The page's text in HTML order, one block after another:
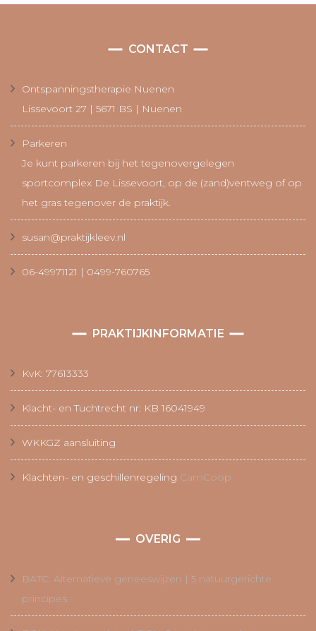
CONTACT
Ontspanningstherapie Nuenen
Lissevoort 27 | 5671 BS | Nuenen
Parkeren
Je kunt parkeren bij het tegenovergelegen
sportcomplex De Lissevoort, op de (zand)ventweg of op
het gras tegenover de praktijk.
susan@praktijkleev.nl
06-49971121 | 0499-760765
PRAKTIJKINFORMATIE
KvK: 77613333
Klacht- en Tuchtrecht nr: KB 16041949
WKKGZ aansluiting
Klachten- en geschillenregeling CamCoop
OVERIG
BATC: Alternatieve geneeswijzen | 5 natuurgerichte
principes